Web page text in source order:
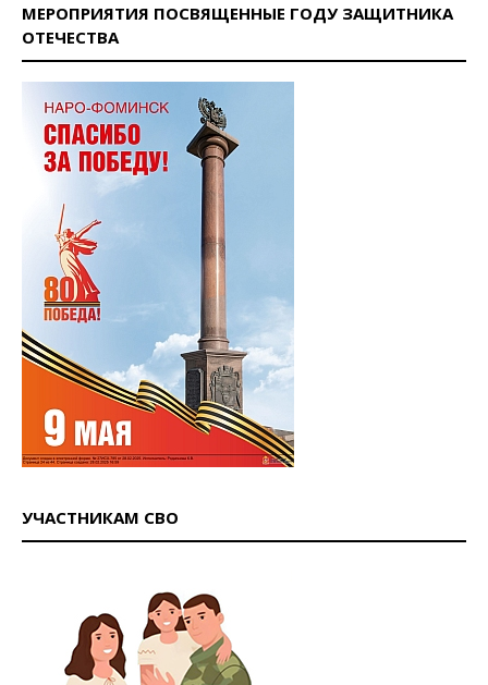
МЕРОПРИЯТИЯ ПОСВЯЩЕННЫЕ ГОДУ ЗАЩИТНИКА
ОТЕЧЕСТВА
УЧАСТНИКАМ СВО